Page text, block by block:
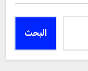
البحث